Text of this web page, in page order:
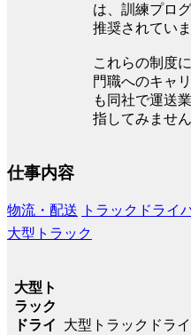
は、訓練プロ
推奨されていま
これらの制度
門職へのキャ
も同社で運送
指してみませ
仕事内容
物流・配送
トラックドライ
大型トラック
大型ト
ラック
ドライ
大型トラックドラ